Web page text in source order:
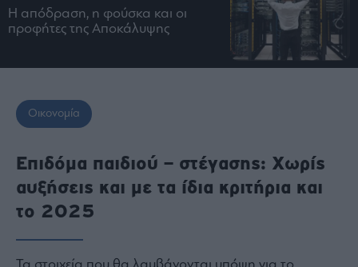
Ειδήσεις
Business
Ναυτιλία
Ενέργεια
Πολιτική
Πολιτισμός
Κοινωνία
Η απόδραση, η φούσκα και οι
προφήτες της Αποκάλυψης
Οικονομία
Επιδόμα παιδιού – στέγασης: Χωρίς
αυξήσεις και με τα ίδια κριτήρια και
το 2025